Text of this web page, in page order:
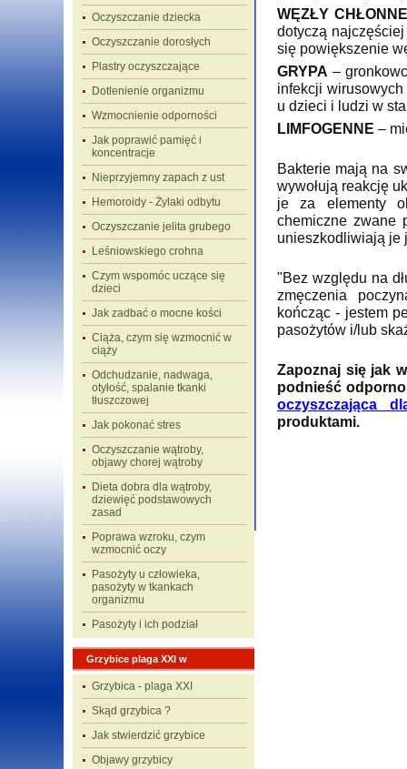
Oczyszczanie dziecka
Oczyszczanie dorosłych
Plastry oczyszczające
Dotlenienie organizmu
Wzmocnienie odporności
Jak poprawić pamięć i
koncentracje
Nieprzyjemny zapach z ust
Hemoroidy - Żylaki odbytu
Oczyszczanie jelita grubego
Leśniowskiego crohna
Czym wspomóc uczące się
dzieci
Jak zadbać o mocne kości
Ciąża, czym się wzmocnić w
ciąży
Odchudzanie, nadwaga,
otyłość, spalanie tkanki
tłuszczowej
Jak pokonać stres
Oczyszczanie wątroby,
objawy chorej wątroby
Dieta dobra dla wątroby,
dziewięć podstawowych
zasad
Poprawa wzroku, czym
wzmocnić oczy
Pasożyty u człowieka,
pasożyty w tkankach
organizmu
Pasożyty i ich podział
Grzybice plaga XXI w
Grzybica - plaga XXI
Skąd grzybica ?
Jak stwierdzić grzybice
Objawy grzybicy
WĘZŁY
dotyczą
się powiększenie
GRYPA –
infekcji
u dzieci i ludzi w
LIMFOGENNE –
Bakterie mają na
wywołują reakcję
je za elementy
chemiczne zwane
unieszkodliwiają je
"Bez względu na
zmęczenia
kończąc - jestem
pasożytów i/lub
Zapoznaj się jak
podnieść
oczyszczająca
produktami.